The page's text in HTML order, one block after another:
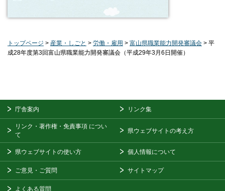
トップページ > 産業・しごと > 労働・雇用 > 富山県職業能力開発審議会 > 平
成28年度第3回富山県職業能力開発審議会（平成29年3月6日開催）
庁舎案内 リンク集
リンク・著作権・免責事項 につい
て
県ウェブサイトの考え方
県ウェブサイトの使い方 個人情報について
ご意見・ご質問 サイトマップ
よくある質問